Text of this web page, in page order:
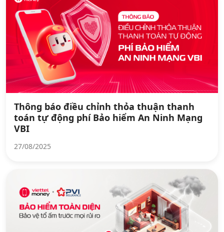
Thông báo điều chỉnh thỏa thuận thanh
toán tự động phí Bảo hiểm An Ninh Mạng
VBI
27/08/2025